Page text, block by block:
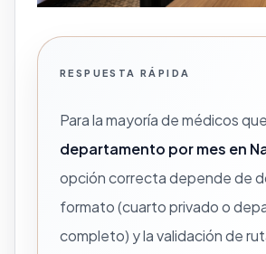
RESPUESTA RÁPIDA
Para la mayoría de médicos
departamento por mes en
opción correcta depende de
formato (cuarto privado o
completo) y la validación de